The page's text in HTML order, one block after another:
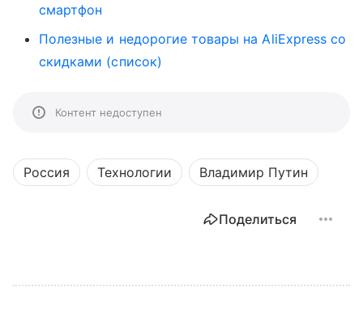
смартфон
Полезные и недорогие товары на AliExpress со
скидками (список)
Контент недоступен
Россия Технологии Владимир Путин
Поделиться